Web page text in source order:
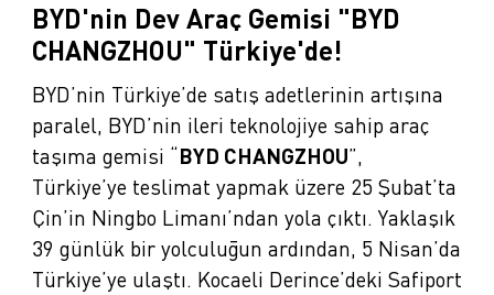
BYD'nin Dev Araç Gemisi "BYD
CHANGZHOU" Türkiye'de!
BYD’nin Türkiye’de satış adetlerinin artışına
paralel, BYD’nin ileri teknolojiye sahip araç
taşıma gemisi “BYD CHANGZHOU”,
Türkiye’ye teslimat yapmak üzere 25 Şubat’ta
Çin’in Ningbo Limanı’ndan yola çıktı. Yaklaşık
39 günlük bir yolculuğun ardından, 5 Nisan’da
Türkiye’ye ulaştı. Kocaeli Derince’deki Safiport